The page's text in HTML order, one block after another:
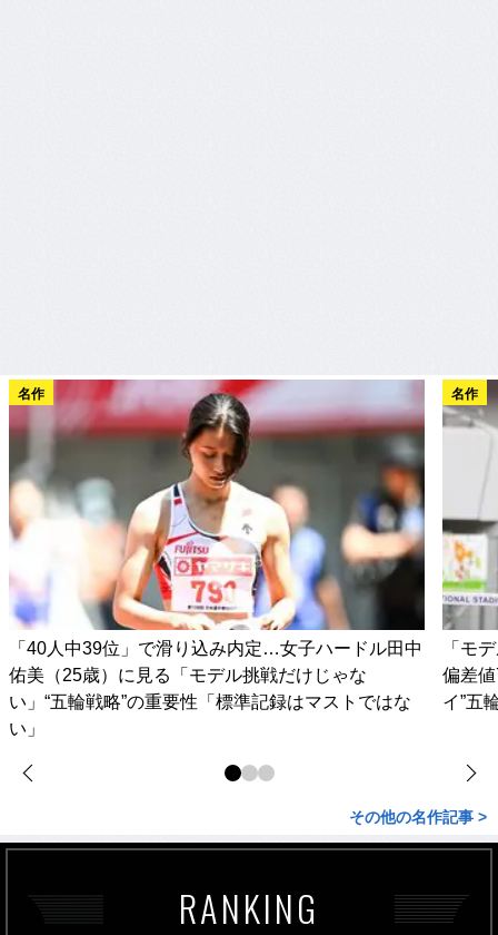
名作
「40人中39位」で滑り込み内定…女子ハードル田中
佑美（25歳）に見る「モデル挑戦だけじゃな
い」“五輪戦略”の重要性「標準記録はマストではな
い」
名作
「モ
偏差
イ”五
その他の名作記事 >
RANKING